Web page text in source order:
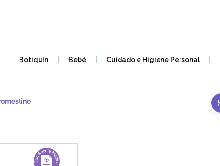
Botiquín Bebé Cuidado e Higiene Personal